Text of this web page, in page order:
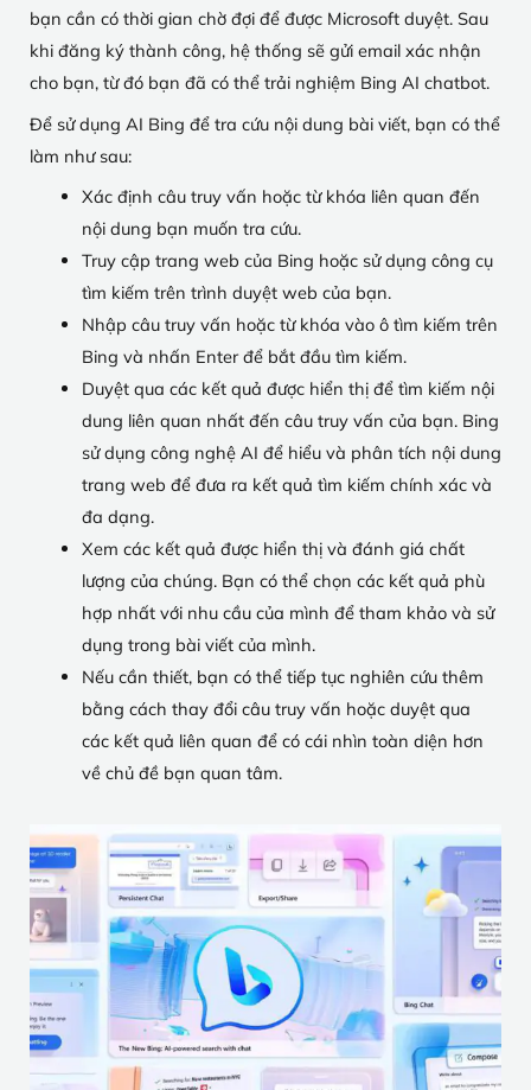
bạn cần có thời gian chờ đợi để được Microsoft duyệt. Sau
khi đăng ký thành công, hệ thống sẽ gửi email xác nhận
cho bạn, từ đó bạn đã có thể trải nghiệm Bing AI chatbot.
Để sử dụng AI Bing để tra cứu nội dung bài viết, bạn có thể
làm như sau:
Xác định câu truy vấn hoặc từ khóa liên quan đến
nội dung bạn muốn tra cứu.
Truy cập trang web của Bing hoặc sử dụng công cụ
tìm kiếm trên trình duyệt web của bạn.
Nhập câu truy vấn hoặc từ khóa vào ô tìm kiếm trên
Bing và nhấn Enter để bắt đầu tìm kiếm.
Duyệt qua các kết quả được hiển thị để tìm kiếm nội
dung liên quan nhất đến câu truy vấn của bạn. Bing
sử dụng công nghệ AI để hiểu và phân tích nội dung
trang web để đưa ra kết quả tìm kiếm chính xác và
đa dạng.
Xem các kết quả được hiển thị và đánh giá chất
lượng của chúng. Bạn có thể chọn các kết quả phù
hợp nhất với nhu cầu của mình để tham khảo và sử
dụng trong bài viết của mình.
Nếu cần thiết, bạn có thể tiếp tục nghiên cứu thêm
bằng cách thay đổi câu truy vấn hoặc duyệt qua
các kết quả liên quan để có cái nhìn toàn diện hơn
về chủ đề bạn quan tâm.